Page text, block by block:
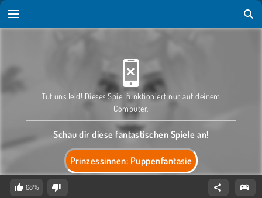
Prinzessinnen: Puppenfantasie
Tut uns leid! Dieses Spiel funktioniert nur auf deinem
Computer.
Schau dir diese fantastischen Spiele an!
68%